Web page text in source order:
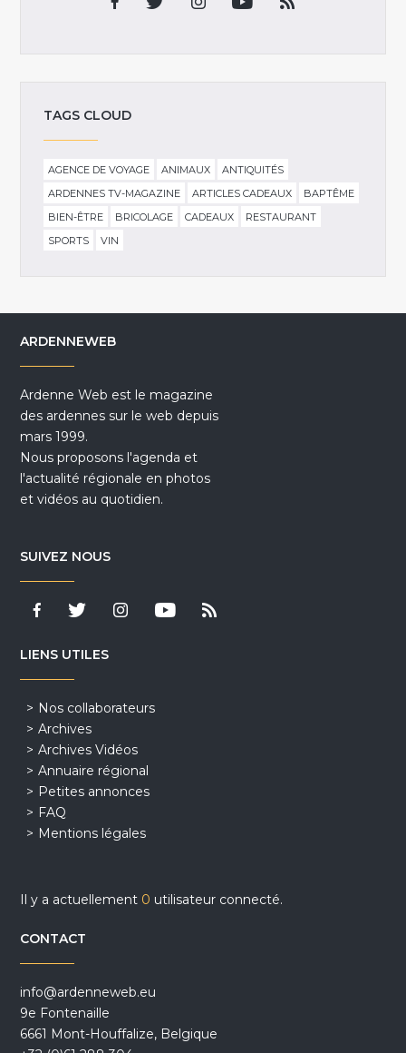
TAGS CLOUD
AGENCE DE VOYAGE ANIMAUX
ANTIQUITÉS
ARDENNES TV-MAGAZINE
ARTICLES CADEAUX
BAPTÊME
BIEN-ÊTRE
BRICOLAGE CADEAUX
RESTAURANT
SPORTS
VIN
ARDENNEWEB
Ardenne Web est le magazine
des ardennes sur le web depuis
mars 1999.
Nous proposons l'agenda et
l'actualité régionale en photos
et vidéos au quotidien.
SUIVEZ NOUS
LIENS UTILES
Nos collaborateurs
Archives
Archives Vidéos
Annuaire régional
Petites annonces
FAQ
Mentions légales
Il y a actuellement 0 utilisateur connecté.
CONTACT
info@ardenneweb.eu
9e Fontenaille
6661 Mont-Houffalize, Belgique